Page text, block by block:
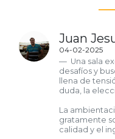
Juan
04-02-2025
Una sala
desafíos y
llena de
duda, la
La
gratamente